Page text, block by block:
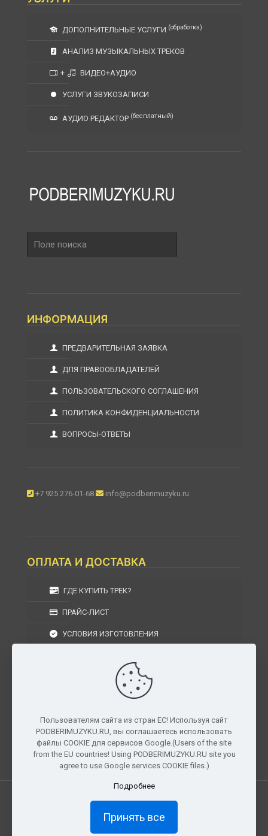
ДОПОЛНИТЕЛЬНЫЕ УСЛУГИ (обработка)
АНАЛИЗ МУЗЫКАЛЬНЫХ ТРЕКОВ
+ ВИДЕО+АУДИО
УСЛУГИ ЗВУКОЗАПИСИ
АУДИО РЕДАКТОР (бесплатный)
поиска
ИНФОРМАЦИЯ
ПРЕДВАРИТЕЛЬНАЯ ЗАЯВКА
ДЛЯ ПРАВООБЛАДАТЕЛЕЙ
ПОЛЬЗОВАТЕЛЬСКОГО СОГЛАШЕНИЯ
ПОЛИТИКА КОНФИДЕНЦИАЛЬНОСТИ
ВОПРОСЫ-ОТВЕТЫ
+7 925 276-01-68 info@podberimuzyku.ru
ОПЛАТА И ДОСТАВКА
ГДЕ КУПИТЬ ТРЕК?
ПРАЙС-ЛИСТ
УСЛОВИЯ ИЗГОТОВЛЕНИЯ
УСЛОВИЯ ВОЗВРАТА
г. Москва, Московская область, Центральный
федеральный округ, РФ, Россия
Все права защищены. © 2026 PODBERIMUZYKU.RU
Пользователям сайта из стран ЕС! Используя сайт
PODBERIMUZYKU.RU, вы соглашаетесь использовать
файлы COOKIE для сервисов Google.(Users of the site
from the EU countries! Using PODBERIMUZYKU.RU site you
agree to use Google services COOKIE files.)
Подробнее
Принять все